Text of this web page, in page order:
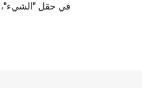
في حقل "الشيء"،